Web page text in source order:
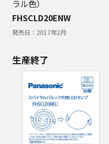
ラル色）
FHSCLD20ENW
発売日： 2017年2月
生産終了